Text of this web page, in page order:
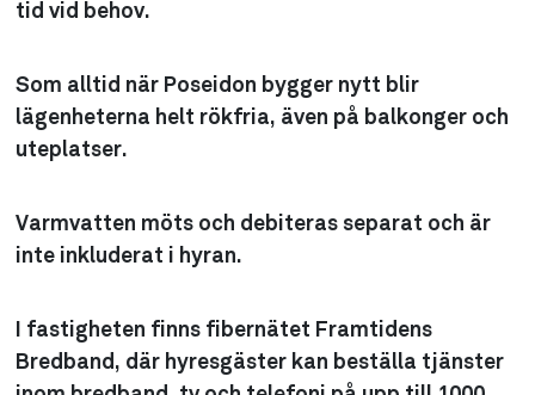
tid vid behov.
Som alltid när Poseidon bygger nytt blir
lägenheterna helt rökfria, även på balkonger och
uteplatser.
Varmvatten möts och debiteras separat och är
inte inkluderat i hyran.
I fastigheten finns fibernätet Framtidens
Bredband, där hyresgäster kan beställa tjänster